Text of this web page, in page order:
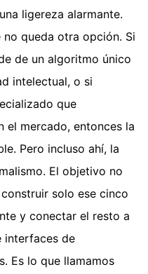
ligereza alarmante.
queda otra opción. Si
de un algoritmo único
intelectual, o si
que
el mercado, entonces la
Pero incluso ahí, la
El objetivo no
solo ese cinco
y conectar el resto a
interfaces de
Es lo que llamamos